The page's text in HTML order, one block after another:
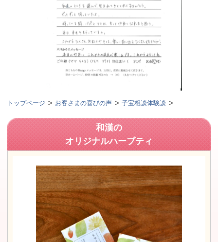
トップページ お客さまの喜びの声 子宝相談体験談
和漢の
オリジナルハーブティ